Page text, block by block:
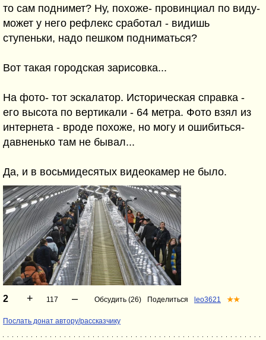
то сам поднимет? Ну, похоже- провинциал по виду-
может у него рефлекс сработал - видишь
ступеньки, надо пешком подниматься?
Вот такая городская зарисовка...
На фото- тот эскалатор. Историческая справка -
его высота по вертикали - 64 метра. Фото взял из
интернета - вроде похоже, но могу и ошибиться-
давненько там не бывал...
Да, и в восьмидесятых видеокамер не было.
2 + 117 – Обсудить (26) Поделиться leo3621 ★★
Послать донат автору/рассказчику